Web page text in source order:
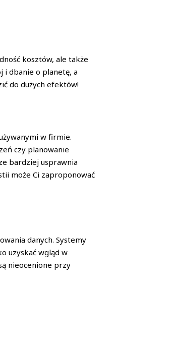
kosztów, ale także
i dbanie o planetę, a
do dużych efektów!
w firmie.
czy planowanie
bardziej usprawnia
może Ci zaproponować
danych. Systemy
uzyskać wgląd w
nieocenione przy